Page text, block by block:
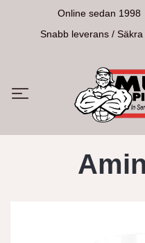
Online sedan 1998
Snabb leverans /